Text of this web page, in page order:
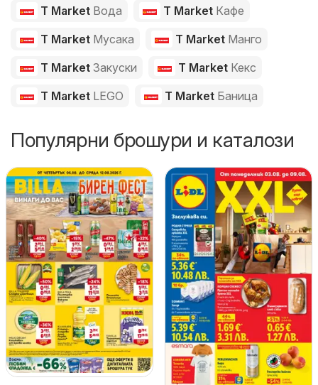
T Market Вода T Market Кафе
T Market Мусака T Market Манго
T Market Закуски T Market Кекс
T Market LEGO T Market Баница
Популярни брошури и каталози